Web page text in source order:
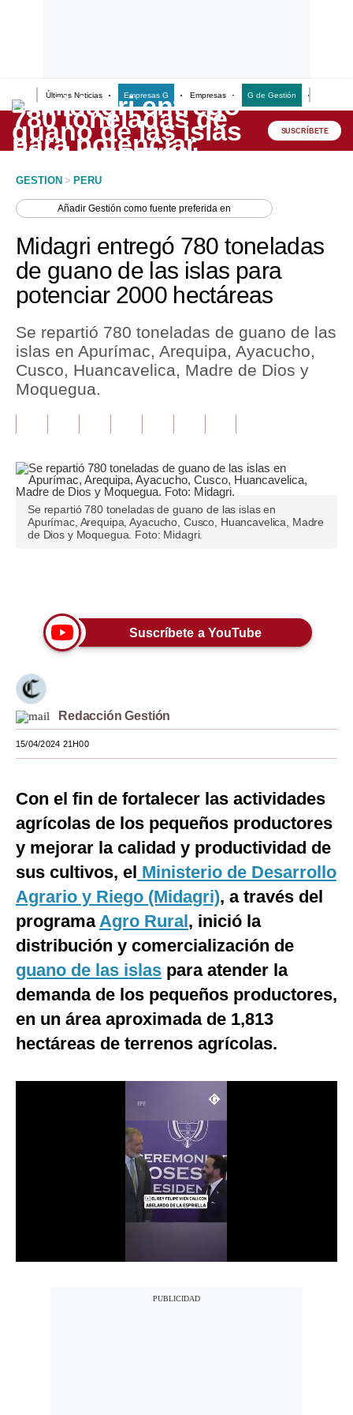
Últimas Noticias Empresas G Empresas G de Gestión
Lo último
Peru Quiosco
Economía
Mercados
Política
Tu Dinero
Finanzas Personales
Plus G
Opinión
Editorial
Tendencias
Viajes
Moda
Estilos
Mundo
EEUU
México
España
Internacional
Tecnología
Club del Suscriptor
Mix
G de Gestión
SUSCRÍBETE
GESTION > PERU
AñadirGestión como fuente preferida en
Midagri entregó 780 toneladas
de guano de las islas para
potenciar 2000 hectáreas
Se repartió 780 toneladas de guano de las
islas en Apurímac, Arequipa, Ayacucho,
Cusco, Huancavelica, Madre de Dios y
Moquegua.
Se repartió 780 toneladas de guano de las islas en
Apurímac, Arequipa, Ayacucho, Cusco, Huancavelica, Madre
de Dios y Moquegua. Foto: Midagri.
Suscríbete a YouTube
Redacción Gestión
15/04/2024 21H00
Con el fin de fortalecer las actividades
agrícolas de los pequeños productores
y mejorar la calidad y productividad de
sus cultivos, el Ministerio de Desarrollo
Agrario y Riego (Midagri), a través del
programaAgro Rural, inició la
distribución y comercialización de
guano de las islas para atender la
demanda de los pequeños productores,
en un área aproximada de 1,813
hectáreas de terrenos agrícolas.